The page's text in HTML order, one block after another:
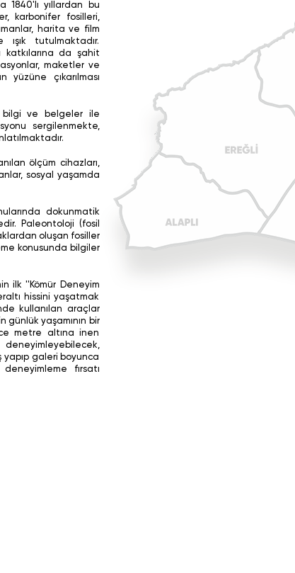
1840'lı yıllardan bu
karbonifer fosilleri,
harita ve film
tutulmaktadır.
katkılarına da şahit
maketler ve
çıkarılması
bilgi ve belgeler ile
sergilenmekte,
ölçüm cihazları,
sosyal yaşamda
dokunmatik
Paleontoloji (fosil
oluşan fosiller
konusunda bilgiler
ilk ''Kömür Deneyim
hissini yaşatmak
kullanılan araçlar
yaşamının bir
metre altına inen
galeri boyunca
fırsatı